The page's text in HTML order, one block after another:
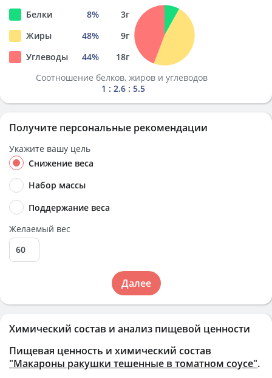
Химический состав и анализ пищевой ценности
Пищевая ценность и химический состав
"Макароны ракушки тешенные в томатном соусе".
Белки 8% 3г
Жиры
48% 9г
Углеводы
44% 18г
Соотношение белков, жиров и углеводов
1 : 2.6 : 5.5
Получите персональные рекомендации
Укажите вашу цель
Снижение веса
Набор массы
Поддержание веса
Желаемый вес
Далее